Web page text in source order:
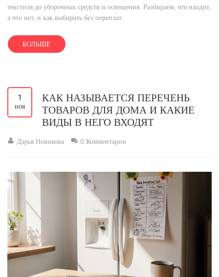
текстиля до уборочных средств и освещения. Разбираем, что входит,
а что нет, и как выбирать без переплат.
БОЛЬШЕ
1
ноя
КАК НАЗЫВАЕТСЯ ПЕРЕЧЕНЬ
ТОВАРОВ ДЛЯ ДОМА И КАКИЕ
ВИДЫ В НЕГО ВХОДЯТ
Дарья Новикова 0 Комментарии